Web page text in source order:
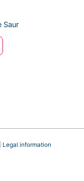
Saur
Legal information